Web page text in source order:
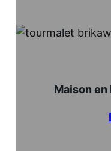
Maison en